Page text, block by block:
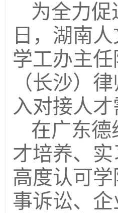
为全力促
日，湖南
学工办主
（长沙）
入对接人
在广东德
才培养、
高度认可
事诉讼、